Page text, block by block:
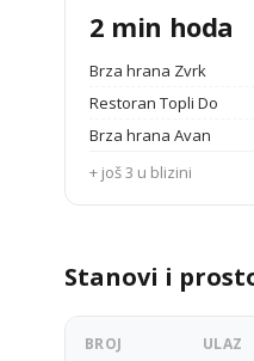
2 min hoda
Brza hrana Zvrk
Restoran Topli Do
Brza hrana Avan
+ još 3 u blizini
Stanovi i
BROJ ULAZ